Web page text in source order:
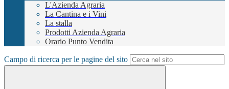
L'Azienda Agraria
La Cantina e i Vini
La stalla
Prodotti Azienda Agraria
Orario Punto Vendita
Campo di ricerca per le pagine del sito